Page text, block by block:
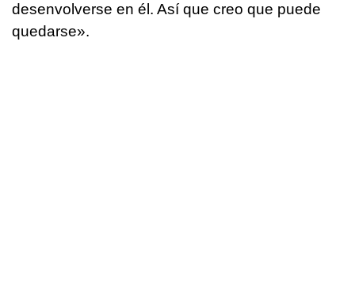
desenvolverse en él. Así que creo que puede
quedarse».